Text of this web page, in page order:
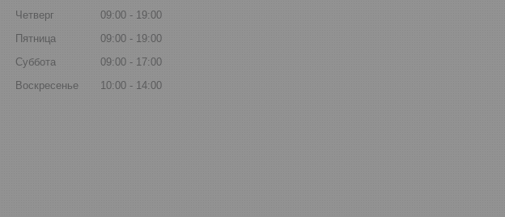
Четверг
09:00
19:00
Пятница
09:00
19:00
Суббота
09:00
17:00
Воскресенье
10:00 14:00